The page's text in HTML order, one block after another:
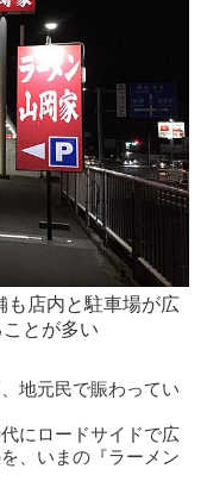
も店内と駐車場が広
とが多い
地元民で賑わってい
にロードサイドで広
、いまの『ラーメン